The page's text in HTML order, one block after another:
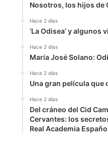
Nosotros, los hijos de
Hace 2 días
‘La Odisea’ y algunos
Hace 2 días
María José Solano:
Hace 2 días
Una gran película que
Hace 2 días
Del cráneo del Cid
Cervantes: los
Real Academia